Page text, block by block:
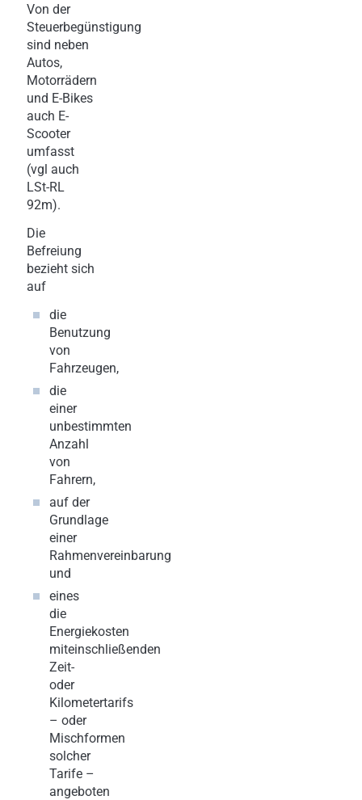
Von der
Steuerbegünstigung
sind neben
Autos,
Motorrädern
und E-Bikes
auch E-
Scooter
umfasst
(vgl auch
LSt-RL
92m).
Die
Befreiung
bezieht sich
auf
die
Benutzung
von
Fahrzeugen,
die
einer
unbestimmten
Anzahl
von
Fahrern,
auf der
Grundlage
einer
Rahmenvereinbarung
und
eines
die
Energiekosten
miteinschließenden
Zeit-
oder
Kilometertarifs
– oder
Mischformen
solcher
Tarife –
angeboten